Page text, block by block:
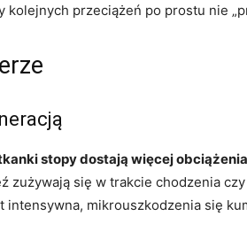
kolejnych przeciążeń po prostu nie
stopy dostają więcej
zużywają się w trakcie chodzenia
mikrouszkodzenia się